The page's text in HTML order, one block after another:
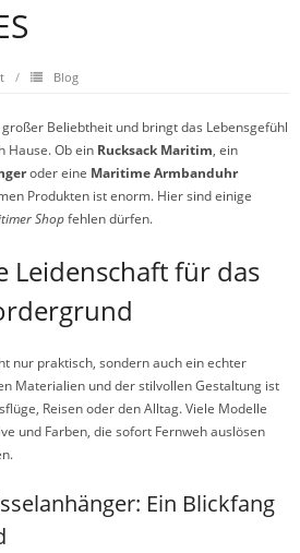
Blog
Beliebtheit und bringt das Lebensgefühl
Hause. Ob ein Rucksack Maritim, ein
oder eine Maritime Armbanduhr
Produkten ist enorm. Hier sind einige
Shopfehlen dürfen.
Leidenschaft für das
nur praktisch, sondern auch ein echter
Materialien und der stilvollen Gestaltung ist
Reisen oder den Alltag. Viele Modelle
und Farben, die sofort Fernweh auslösen
Ein Blickfang